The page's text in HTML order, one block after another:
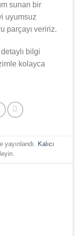
sunan bir
uyumsuz
parçayı veririz.
bilgi
kolayca
yayınlandı. Kalıcı